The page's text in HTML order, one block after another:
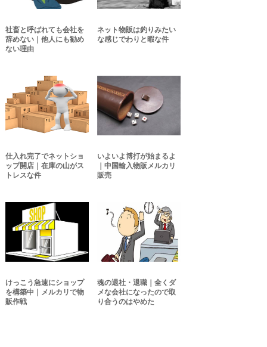
社畜と呼ばれても会社を
辞めない｜他人にも勧め
ない理由
ネット物販は釣りみたい
な感じでわりと暇な件
仕入れ完了でネットショ
ップ開店｜在庫の山がス
トレスな件
いよいよ博打が始まるよ
｜中国輸入物販メルカリ
販売
けっこう急速にショップ
を構築中｜メルカリで物
販作戦
魂の退社・退職｜全くダ
メな会社になったので取
り合うのはやめた